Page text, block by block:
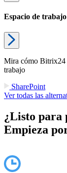
Espacio de trabajo
Mira cómo Bitrix24
trabajo
SharePoint
Ver todas las
¿Listo
Empieza